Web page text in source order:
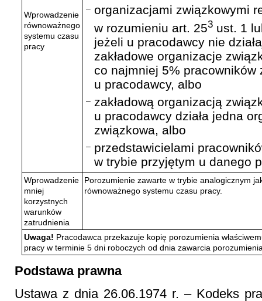
Wprowadzenie
równoważnego
systemu czasu
pracy
– organizacjami związkowymi
w rozumieniu art. 253 ust. 1
jeżeli u pracodawcy nie
zakładowe organizacje
co najmniej 5% pracowników
u pracodawcy, albo
– zakładową organizacją
u pracodawcy działa jedna
związkowa, albo
– przedstawicielami
w trybie przyjętym u danego
Wprowadzenie
mniej
korzystnych
warunków
zatrudnienia
Porozumienie zawarte w trybie analogicznym
równoważnego systemu czasu pracy.
Uwaga! Pracodawca przekazuje kopię porozumienia
pracy w terminie 5 dni roboczych od dnia zawarcia
Podstawa prawna
Ustawa z dnia 26.06.1974 r. – Kodeks